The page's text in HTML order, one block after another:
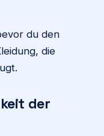
du den
die
der